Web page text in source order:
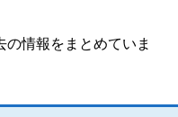
情報をまとめていま